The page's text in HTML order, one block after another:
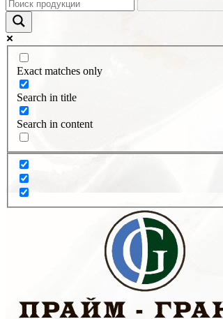
Exact matches only
Search in title
Search in content